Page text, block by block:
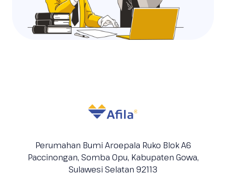
Perumahan Bumi Aroepala Ruko Blok A6
Paccinongan, Somba Opu, Kabupaten Gowa,
Sulawesi Selatan 92113